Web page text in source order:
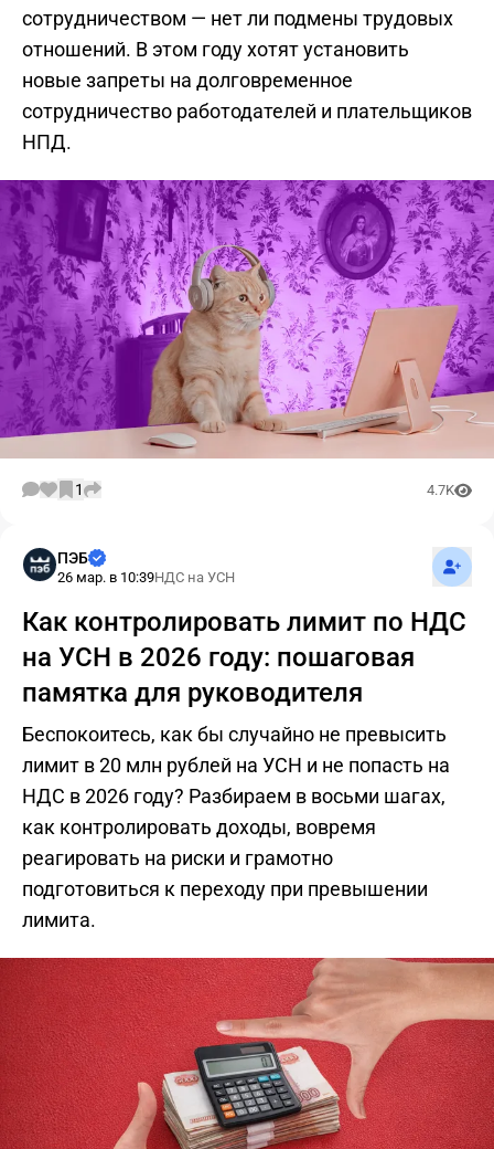
сотрудничеством — нет ли подмены трудовых
отношений. В этом году хотят установить
новые запреты на долговременное
сотрудничество работодателей и плательщиков
НПД.
1 4.7K
ПЭБ
26 мар. в 10:39НДС на УСН
Как контролировать лимит по НДС
на УСН в 2026 году: пошаговая
памятка для руководителя
Беспокоитесь, как бы случайно не превысить
лимит в 20 млн рублей на УСН и не попасть на
НДС в 2026 году? Разбираем в восьми шагах,
как контролировать доходы, вовремя
реагировать на риски и грамотно
подготовиться к переходу при превышении
лимита.